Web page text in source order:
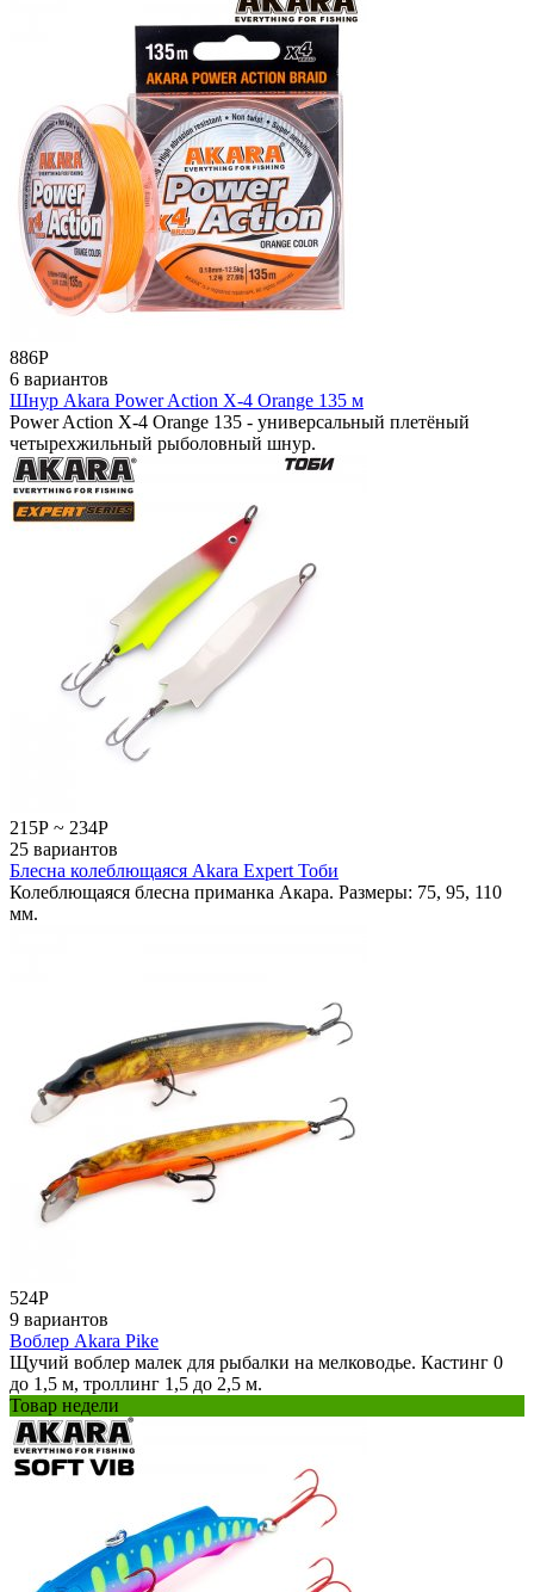
886Р
6 вариантов
Шнур Akara Power Action X-4 Orange 135 м
Power Action X-4 Orange 135 - универсальный плетёный
четырехжильный рыболовный шнур.
215Р ~ 234Р
25 вариантов
Блесна колеблющаяся Akara Expert Тоби
Колеблющаяся блесна приманка Акара. Размеры: 75, 95, 110
мм.
524Р
9 вариантов
Воблер Akara Pike
Щучий воблер малек для рыбалки на мелководье. Кастинг 0
до 1,5 м, троллинг 1,5 до 2,5 м.
Товар недели